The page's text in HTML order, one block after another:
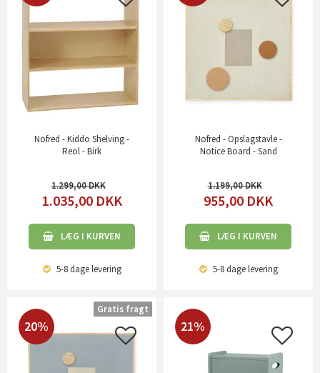
Nofred - Kiddo Shelving -
Reol - Birk
1.299,00
1.035,00 DKK
LÆG I KURVEN
5-8 dagelevering
Nofred - Opslagstavle -
Notice Board - Sand
1.199,00
955,00 DKK
LÆG I KURVEN
5-8 dagelevering
20%
Gratis fragt
21%